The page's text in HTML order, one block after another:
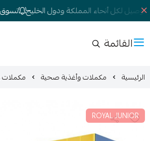
لكل أنحاء المملكة ودول الخليج تسوق
القائمة
الرئيسية مكملات وأغذية صحية مكملات
ROYAL JUNIOR